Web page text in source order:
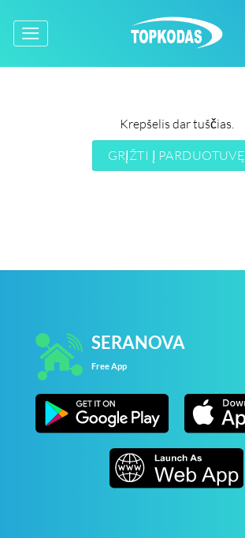
content
Krepšelis dar tuščias.
GRĮŽTI Į PARDUOTUVĘ
SERANOVA
Free App